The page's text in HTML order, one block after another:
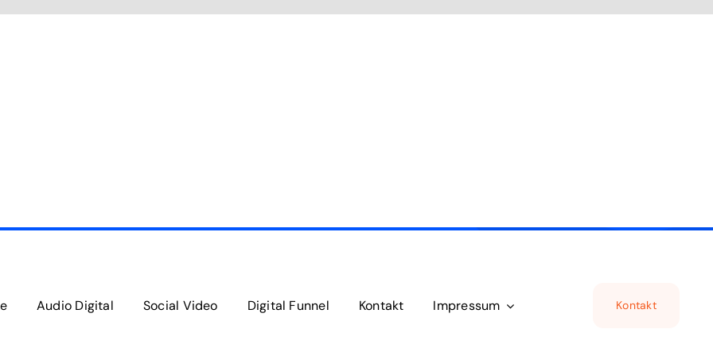
Audio Digital Social Video Digital Funnel Kontakt Impressum Kontakt